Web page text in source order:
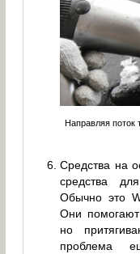
Направляя поток
Средства на
средства
Обычно это
Они помогают
но
проблема